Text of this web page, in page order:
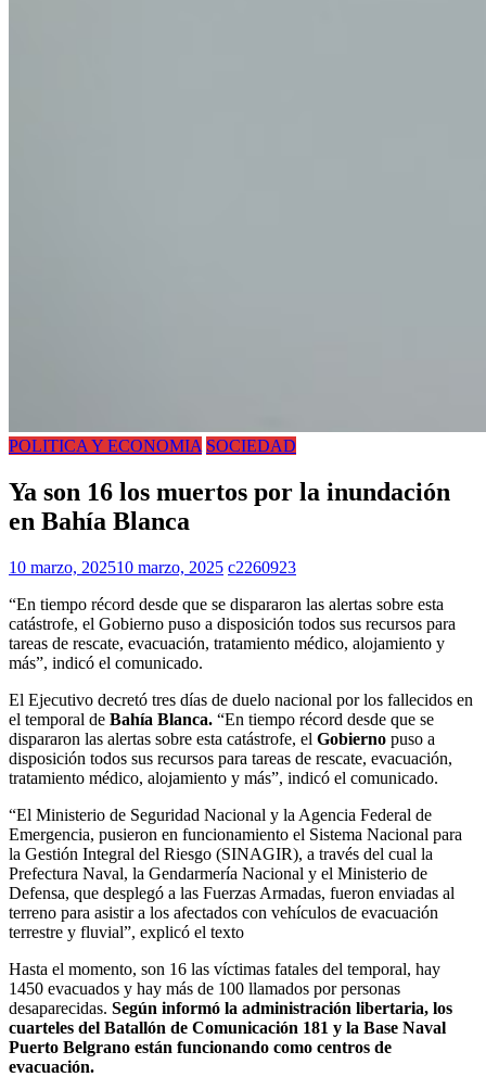
POLITICA Y ECONOMIA SOCIEDAD
Ya son 16 los muertos por la inundación
en Bahía Blanca
10 marzo, 202510 marzo, 2025 c2260923
“En tiempo récord desde que se dispararon las alertas sobre esta
catástrofe, el Gobierno puso a disposición todos sus recursos para
tareas de rescate, evacuación, tratamiento médico, alojamiento y
más”, indicó el comunicado.
El Ejecutivo decretó tres días de duelo nacional por los fallecidos en
el temporal de Bahía Blanca. “En tiempo récord desde que se
dispararon las alertas sobre esta catástrofe, el Gobierno puso a
disposición todos sus recursos para tareas de rescate, evacuación,
tratamiento médico, alojamiento y más”, indicó el comunicado.
“El Ministerio de Seguridad Nacional y la Agencia Federal de
Emergencia, pusieron en funcionamiento el Sistema Nacional para
la Gestión Integral del Riesgo (SINAGIR), a través del cual la
Prefectura Naval, la Gendarmería Nacional y el Ministerio de
Defensa, que desplegó a las Fuerzas Armadas, fueron enviadas al
terreno para asistir a los afectados con vehículos de evacuación
terrestre y fluvial”, explicó el texto
Hasta el momento, son 16 las víctimas fatales del temporal, hay
1450 evacuados y hay más de 100 llamados por personas
desaparecidas. Según informó la administración libertaria, los
cuarteles del Batallón de Comunicación 181 y la Base Naval
Puerto Belgrano están funcionando como centros de
evacuación.